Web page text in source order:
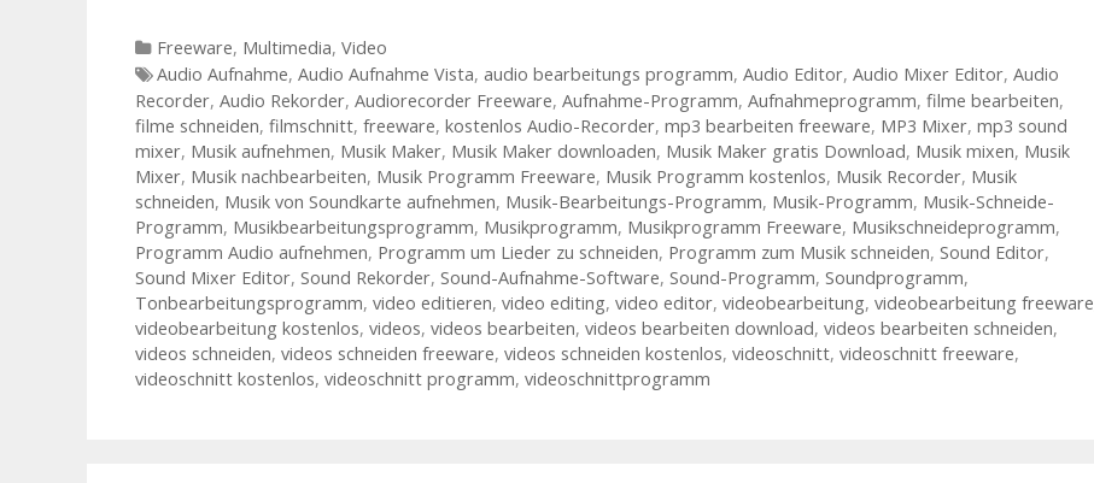
Kategorien
Freeware, Multimedia, Video
Tags
Audio Aufnahme, Audio Aufnahme Vista, audio bearbeitungs programm, Audio Editor, Audio Mixer Editor, Audio
Recorder, Audio Rekorder, Audiorecorder Freeware, Aufnahme-Programm, Aufnahmeprogramm, filme bearbeiten,
filme schneiden, filmschnitt, freeware, kostenlos Audio-Recorder, mp3 bearbeiten freeware, MP3 Mixer, mp3 sound
mixer, Musik aufnehmen, Musik Maker, Musik Maker downloaden, Musik Maker gratis Download, Musik mixen, Musik
Mixer, Musik nachbearbeiten, Musik Programm Freeware, Musik Programm kostenlos, Musik Recorder, Musik
schneiden, Musik von Soundkarte aufnehmen, Musik-Bearbeitungs-Programm, Musik-Programm, Musik-Schneide-
Programm, Musikbearbeitungsprogramm, Musikprogramm, Musikprogramm Freeware, Musikschneideprogramm,
Programm Audio aufnehmen, Programm um Lieder zu schneiden, Programm zum Musik schneiden, Sound Editor,
Sound Mixer Editor, Sound Rekorder, Sound-Aufnahme-Software, Sound-Programm, Soundprogramm,
Tonbearbeitungsprogramm, video editieren, video editing, video editor, videobearbeitung, videobearbeitung freeware
videobearbeitung kostenlos, videos, videos bearbeiten, videos bearbeiten download, videos bearbeiten schneiden,
videos schneiden, videos schneiden freeware, videos schneiden kostenlos, videoschnitt, videoschnitt freeware,
videoschnitt kostenlos, videoschnitt programm, videoschnittprogramm